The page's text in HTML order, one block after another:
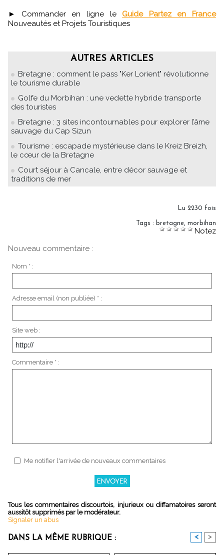
► Commander en ligne le Guide Partez en France
Nouveautés et Projets Touristiques
AUTRES ARTICLES
Bretagne : comment le pass "Ker Lorient" révolutionne
le tourisme durable
Golfe du Morbihan : une vedette hybride transporte
des touristes
Bretagne : 3 sites incontournables pour explorer l’âme
sauvage du Cap Sizun
Tourisme : escapade mystérieuse dans le Kreiz Breizh,
le cœur de la Bretagne
Court séjour à Cancale, entre décor sauvage et
traditions de mer
Lu 2230 fois
Tags : bretagne, morbihan
Notez
Nouveau commentaire :
Nom * :
Adresse email (non publiée) * :
Site web :
Commentaire * :
Me notifier l'arrivée de nouveaux commentaires
Tous les commentaires discourtois, injurieux ou diffamatoires seront
aussitôt supprimés par le modérateur.
Signaler un abus
DANS LA MÊME RUBRIQUE : < >